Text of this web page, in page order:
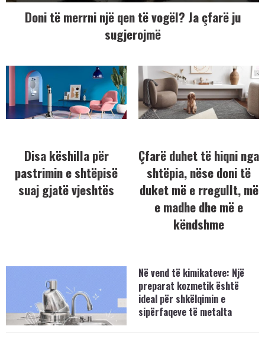
Doni të merrni një qen të vogël? Ja çfarë ju
sugjerojmë
Disa këshilla për
pastrimin e shtëpisë
suaj gjatë vjeshtës
Çfarë duhet të hiqni nga
shtëpia, nëse doni të
duket më e rregullt, më
e madhe dhe më e
këndshme
Në vend të kimikateve: Një
preparat kozmetik është
ideal për shkëlqimin e
sipërfaqeve të metalta